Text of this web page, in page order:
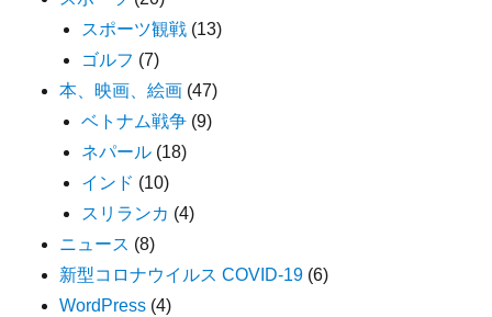
スポーツ観戦 (13)
ゴルフ (7)
本、映画、絵画 (47)
ベトナム戦争 (9)
ネパール (18)
インド (10)
スリランカ (4)
ニュース (8)
新型コロナウイルス COVID-19 (6)
WordPress (4)